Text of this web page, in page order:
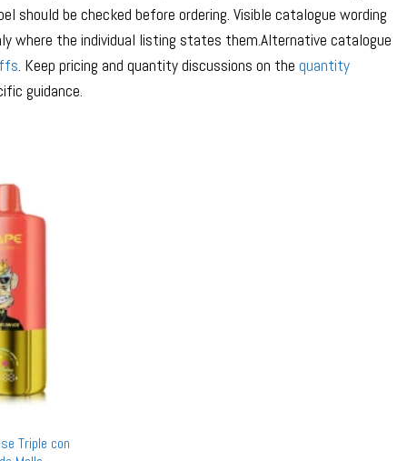
be checked before ordering. Visible catalogue wording
where the individual listing states them.Alternative catalogue
. Keep pricing and quantity discussions on the quantity
guidance.
Triple con